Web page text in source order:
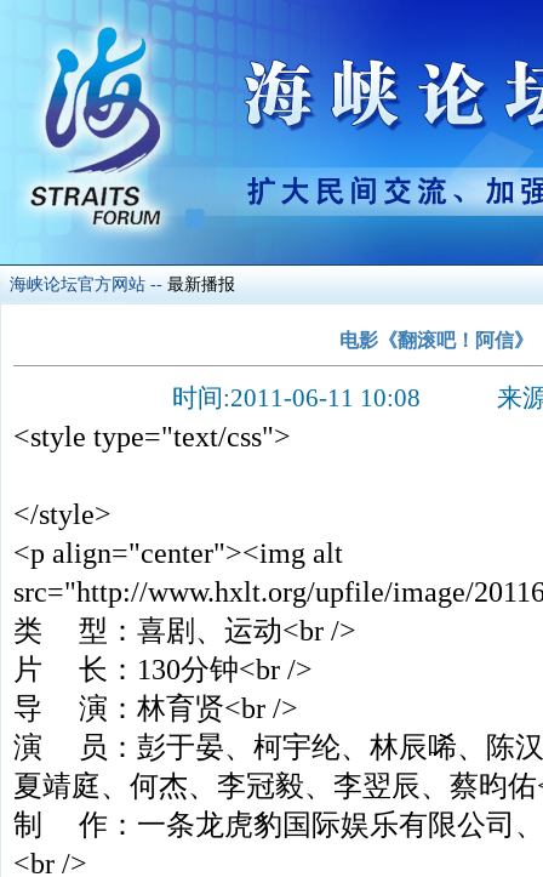
海峡论坛官方网站 -- 最新播报
电影《翻滚吧！阿信》
时间:2011-06-11 10:08 来源
<style type="text/css">
</style>
<p align="center"><img alt
src="http://www.hxlt.org/upfile/image/
类 型：喜剧、运动<br />
片 长：130分钟<br />
导 演：林育贤<br />
演 员：彭于晏、柯宇纶、林辰唏、陈
夏靖庭、何杰、李冠毅、李翌辰、蔡昀佑
制 作：一条龙虎豹国际娱乐有限公司
<br />